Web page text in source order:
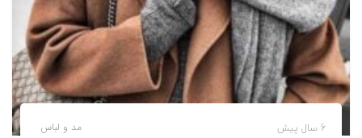
مد و لباس 6 سال پیش